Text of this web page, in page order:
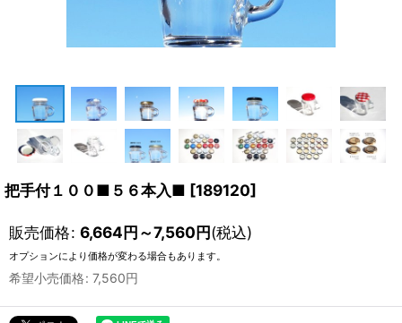
把手付１００■５６本入■ [189120]
販売価格: 6,664円～7,560円(税込)
オプションにより価格が変わる場合もあります。
希望小売価格: 7,560円